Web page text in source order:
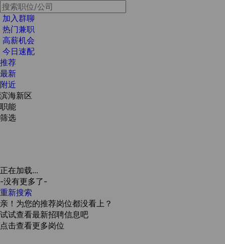
加入群聊
热门兼职
高薪机会
今日速配
推荐
最新
附近
滨海新区
职能
筛选
正在加载...
-没有更多了-
重新搜索
亲！为您的推荐岗位都没看上？
试试查看最新招聘信息吧
点击查看更多岗位